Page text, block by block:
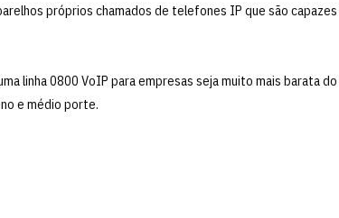
próprios chamados de telefones IP que são capazes
linha 0800 VoIP para empresas seja muito mais barata do
e médio porte.